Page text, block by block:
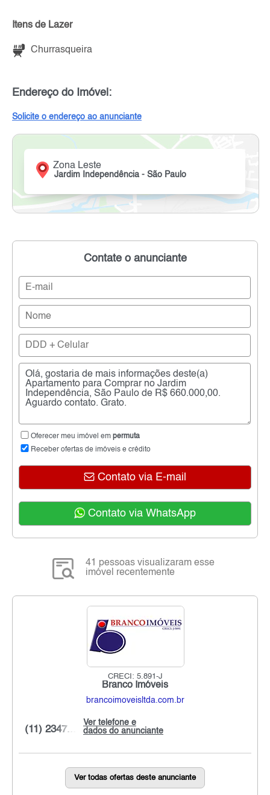
Itens de Lazer
Churrasqueira
Endereço do Imóvel:
Solicite o endereço ao anunciante
Zona Leste
Jardim Independência - São Paulo
Contate o anunciante
Oferecer meu imóvel em permuta
Receber ofertas de imóveis e crédito
Contato via E-mail
Contato via WhatsApp
41 pessoas visualizaram esse
imóvel recentemente
CRECI: 5.891-J
Branco Imóveis
brancoimoveisltda.com.br
Ver telefone e
dados do anunciante
(11) 2347...
Ver todas ofertas deste anunciante